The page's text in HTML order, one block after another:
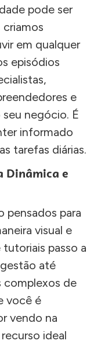
pode ser
criamos
em qualquer
episódios
e
seu negócio. É
informado
tarefas diárias.
Dinâmica e
pensados para
visual e
passo a
até
complexos de
você é
vendo na
ideal